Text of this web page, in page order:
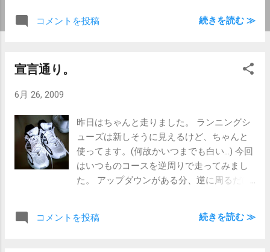
て 米国で最近発売されたものはRawデータ
思いますが 残念ながら、画像を確認しなが
らの撮影には使えなさそう。 でも、時間を
置けばカードを取り出さずに撮影画像が確
認できる。 これは思っていた以上に快適。
カメラメーカー純正の無線機は10万を超え
構築できることを思えば コストパフォーマ
コメントを投稿 続きを読む ≫
宣言通り。
6月 26, 2009
昨日はちゃんと走りました。 ランニングシ
ューズは新しそうに見えるけど、ちゃんと
使ってます。(何故かいつまでも白い…) 今回
はいつものコースを逆周りで走ってみまし
た。 アップダウンがある分、逆に周るだけ
きます。
コメントを投稿 続きを読む ≫